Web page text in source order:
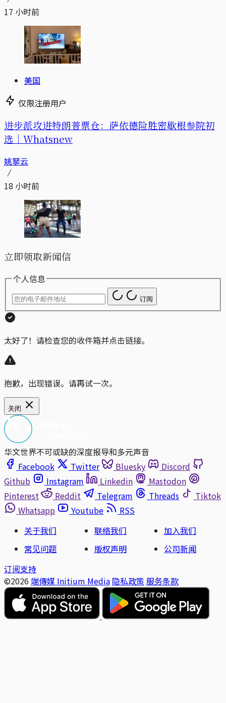
17 小时前
美国
仅限注册用户
进步派攻进特朗普票仓：萨依德险胜密歇根参院初
选｜Whatsnew
姚拏云
18 小时前
立即领取新闻信
个人信息
订阅
太好了！请检查您的收件箱并点击链接。
抱歉，出现错误。请再试一次。
关闭
华文世界不可或缺的深度报导和多元声音
Facebook
Twitter Bluesky
Discord
Github
Instagram Linkedin
Mastodon
Pinterest
Reddit Telegram Threads
Tiktok
Whatsapp
Youtube
RSS
关于我们
联络我们
加入我们
常见问题
版权声明
公司新闻
订阅支持
©2026 端傳媒 Initium Media 隐私政策 服务条款